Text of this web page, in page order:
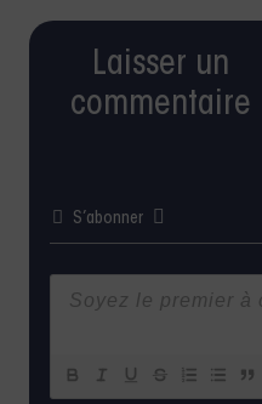
Laisser un
commentaire
S’abonner